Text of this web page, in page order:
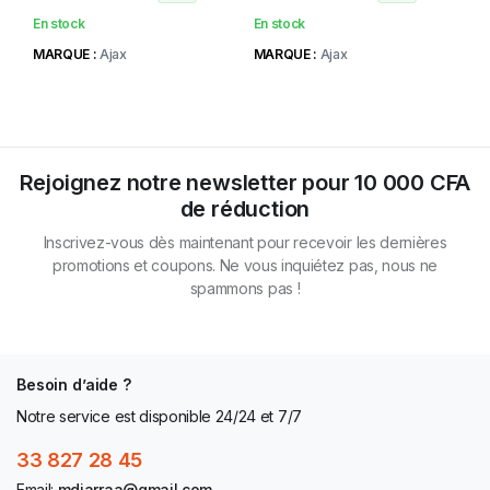
En stock
MARQUE : Ajax
En stock
MARQUE : Ajax
Rejoignez notre newsletter pour 10 000 CFA
de réduction
Inscrivez-vous dès maintenant pour recevoir les dernières
promotions et coupons. Ne vous inquiétez pas, nous ne
spammons pas !
Besoin d’aide ?
Notre service est disponible 24/24 et 7/7
33 827 28 45